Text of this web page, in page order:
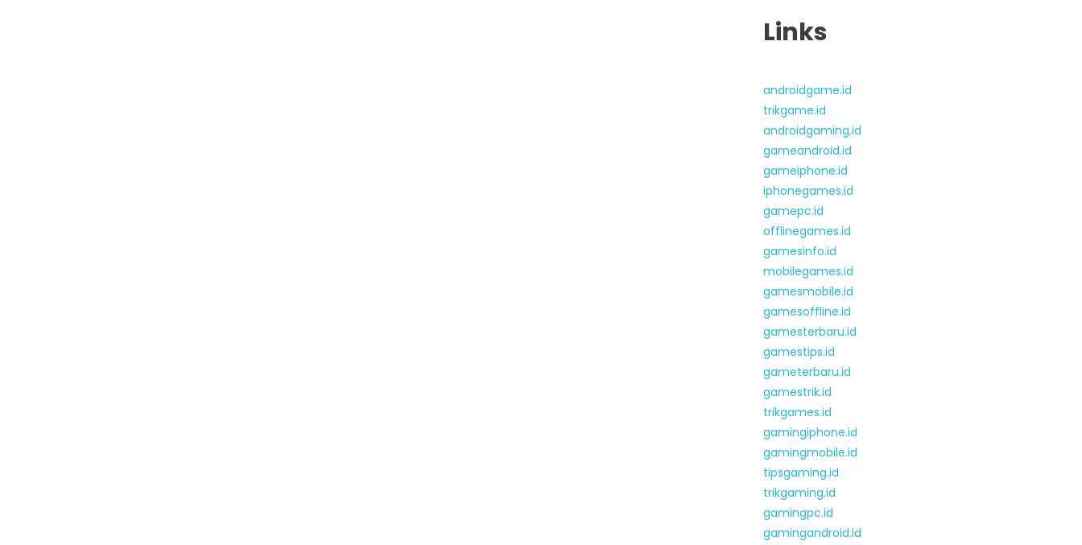
Links
androidgame.id
trikgame.id
androidgaming.id
gameandroid.id
gameiphone.id
iphonegames.id
gamepc.id
offlinegames.id
gamesinfo.id
mobilegames.id
gamesmobile.id
gamesoffline.id
gamesterbaru.id
gamestips.id
gameterbaru.id
gamestrik.id
trikgames.id
gamingiphone.id
gamingmobile.id
tipsgaming.id
trikgaming.id
gamingpc.id
gamingandroid.id